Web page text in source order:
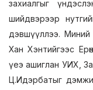
захиалгыг
шийдвэрээр
дэвшүүллээ.
Хан Хэнтийгээс
үеэ ашиглан УИХ,
Ц.Идэрбатыг